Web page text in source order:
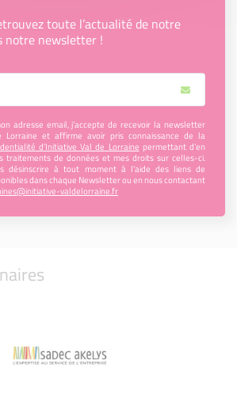
toute l’actualité de notre
notre newsletter !
adresse email, j’accepte de recevoir la newsletter
Lorraine et affirme avoir pris connaissance de la
d’Initiative Val de Lorraine permettant d’en
traitements de données et mes droits sur celles-ci.
désinscrire à tout moment à l’aide des liens de
dans chaque Newsletter ou en nous contactant
valdelorraine.fr